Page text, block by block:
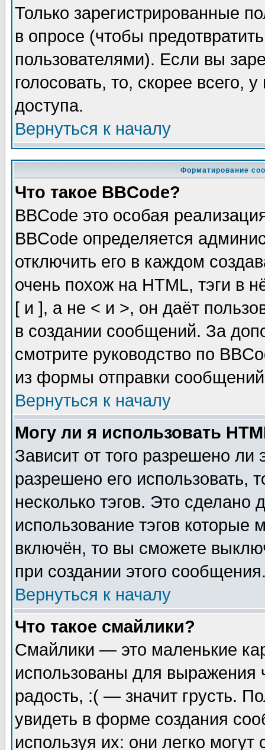
Только зарегистрированные
в опросе (чтобы
пользователями). Если вы
голосовать, то, скорее всего,
доступа.
Вернуться к началу
Форматирование
Что такое BBCode?
BBCode это особая
BBCode определяется
отключить его в каждом
очень похож на HTML, тэги в
[ и ], а не < и >, он даёт
в создании сообщений. За
смотрите руководство по
из формы отправки
Вернуться к началу
Могу ли я использовать
Зависит от того разрешено
разрешено его использовать,
несколько тэгов. Это сделано
использование тэгов
включён, то вы сможете
при создании этого
Вернуться к началу
Что такое смайлики?
Смайлики — это маленькие
использованы для
радость, :( — значит грусть.
увидеть в форме создания
используя их: они легко